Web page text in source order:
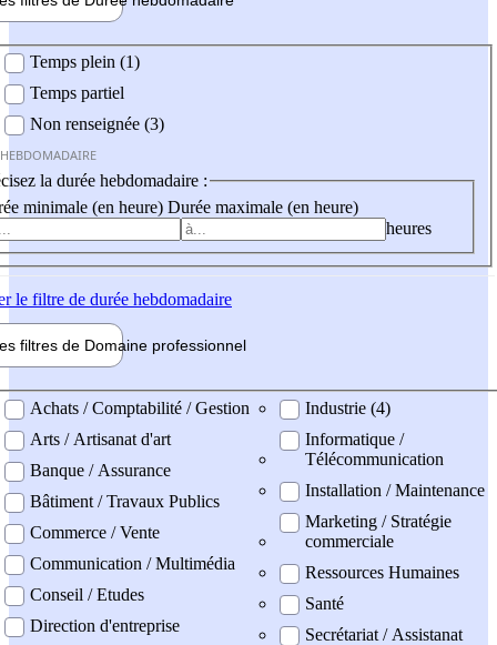
Temps plein (1)
Temps partiel
Non renseignée (3)
la durée hebdomadaire :
minimale (en heure) Durée maximale (en heure)
heures
le filtre de durée hebdomadaire
filtres de Domaine professionnel
professionel
Achats / Comptabilité / Gestion
Arts / Artisanat d'art
Banque / Assurance
Bâtiment / Travaux Publics
Commerce / Vente
Communication / Multimédia
Conseil / Etudes
Direction d'entreprise
Industrie (4)
Informatique /
Télécommunication
Installation / Maintenance
Marketing / Stratégie
commerciale
Ressources Humaines
Santé
Secrétariat / Assistanat